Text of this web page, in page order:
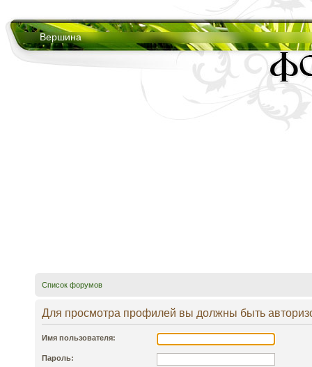
Вершина
Список форумов
Для просмотра профилей вы должны быть
Имя пользователя:
Пароль: